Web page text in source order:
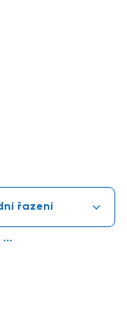
...